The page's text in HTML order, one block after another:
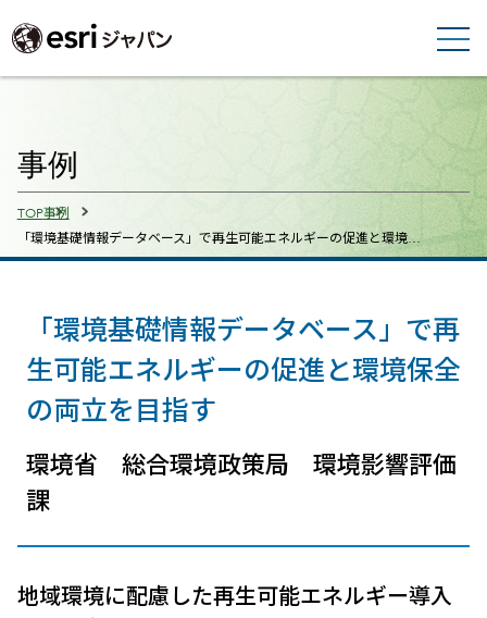
事例
Breadcrumbs
TOP事例
「環境基礎情報データベース」で再生可能エネルギーの促進と環境…
「環境基礎情報データベース」で再
生可能エネルギーの促進と環境保全
の両立を目指す
環境省 総合環境政策局 環境影響評価
課
地域環境に配慮した再生可能エネルギー導入